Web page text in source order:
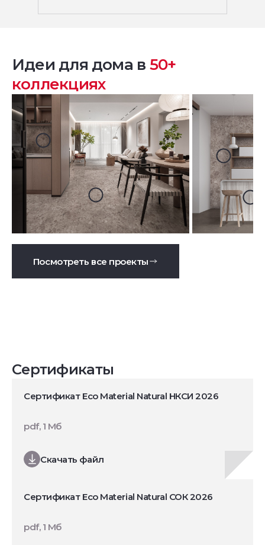
Идеи для дома в 50+
коллекциях
Посмотреть все проекты
Сертификаты
Сертификат Eco Material Natural НКСИ 2026
Скачать файл
pdf, 1 Мб
Сертификат Eco Material Natural СОК 2026
pdf, 1 Мб